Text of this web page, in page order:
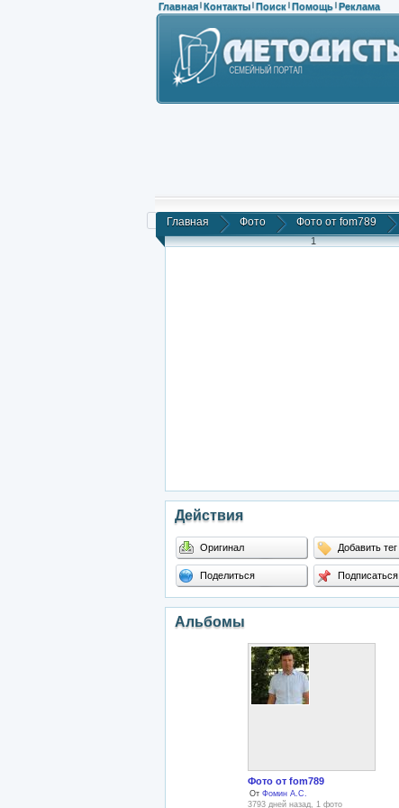
Главная | Контакты | Поиск | Помощь | Реклама
Главная Фото Фото от fom789
1
Действия
Оригинал Добавить тег
Поделиться Подписаться
Альбомы
Фото от fom789
От Фомин А.С.
3793 дней назад, 1 фото